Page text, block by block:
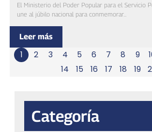
El Ministerio del Poder Popular para el Servicio
une al júbilo nacional para conmemorar...
Leer más
1 2 3 4 5 6 7 8 9
14
15 16 17 18 19
Categoría